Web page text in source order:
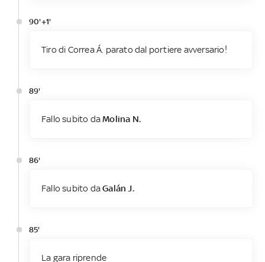
90'+1'
Tiro di Correa Á. parato dal portiere avversario!
89'
Fallo subito daMolina N.
86'
Fallo subito daGalán J.
85'
La gara riprende